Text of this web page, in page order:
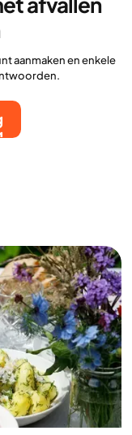
aanmaken en enkele